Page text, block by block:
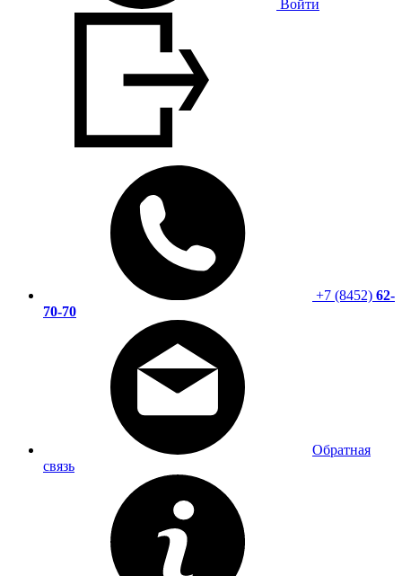
Войти
+7 (8452) 62-
70-70
Обратная
связь